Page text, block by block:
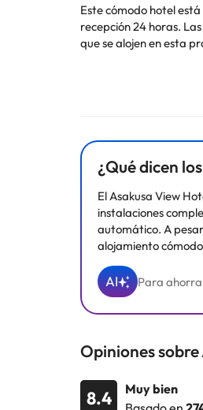
Este cómodo hotel
recepción 24 horas.
que se alojen en esta
¿Qué dicen
El Asakusa View
instalaciones
automático. A
alojamiento
AI Para
Opiniones
8.4
Muy bien